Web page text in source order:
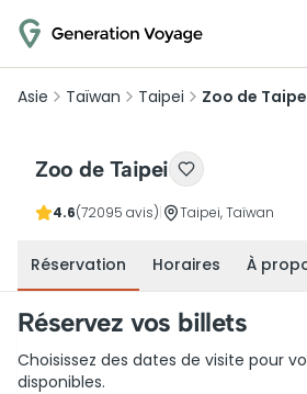
Asie Taïwan Taipei Zoo de
Zoo de Taipei
4.6(72095 avis) Taipei, Taïwan
Réservation Horaires À
Réservez vos billets
Choisissez des dates de visite pour
disponibles.